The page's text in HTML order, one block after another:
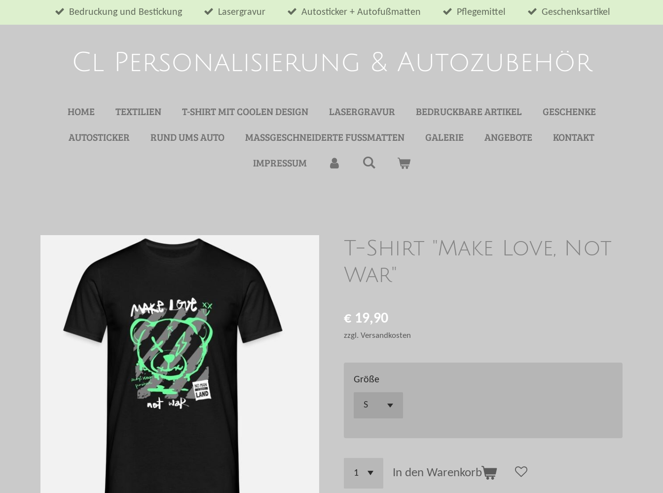
Hauptinhalt
Bedruckung und Bestickung Lasergravur Autosticker + Autofußmatten Pflegemittel Geschenksartikel
Cl Personalisierung & Autozubehör
HOME TEXTILIEN T-SHIRT MIT COOLEN DESIGN LASERGRAVUR BEDRUCKBARE ARTIKEL
GESCHENKE
AUTOSTICKER
RUND UMS AUTO MASSGESCHNEIDERTE FUSSMATTEN GALERIE ANGEBOTE
KONTAKT
IMPRESSUM
T-Shirt "Make Love, Not
War"
€ 19,90
zzgl. Versandkosten
Größe
In den Warenkorb